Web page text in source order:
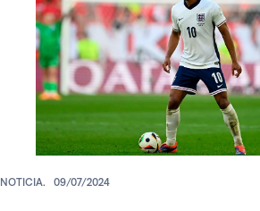
NOTICIA. 09/07/2024